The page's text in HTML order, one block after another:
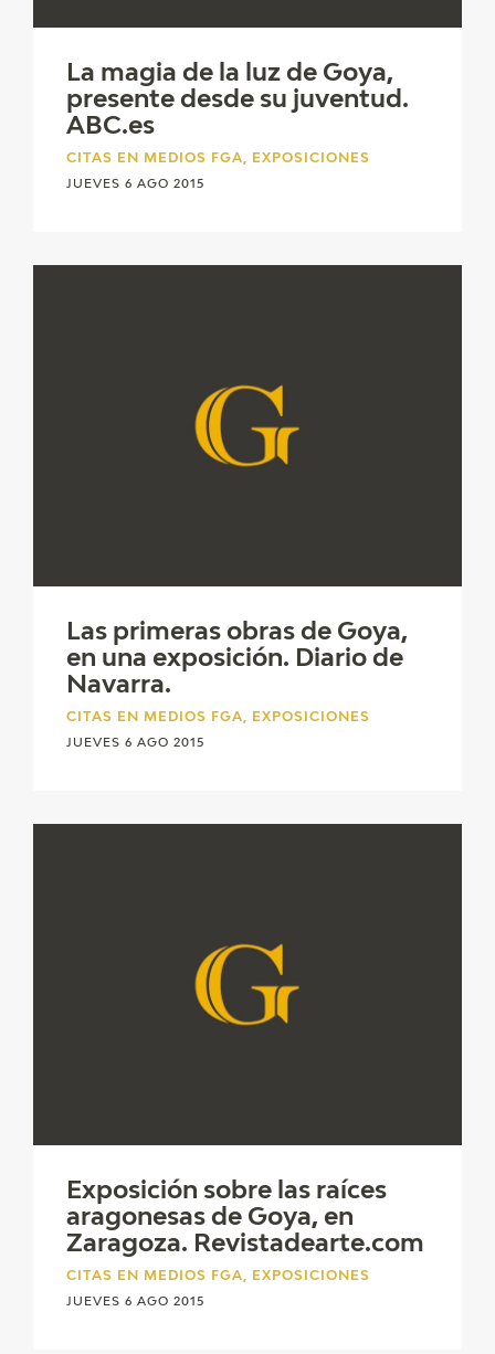
La magia de la luz de Goya,
presente desde su juventud.
ABC.es
CITAS EN MEDIOS FGA, EXPOSICIONES
JUEVES 6 AGO 2015
Las primeras obras de Goya,
en una exposición. Diario de
Navarra.
CITAS EN MEDIOS FGA, EXPOSICIONES
JUEVES 6 AGO 2015
Exposición sobre las raíces
aragonesas de Goya, en
Zaragoza. Revistadearte.com
CITAS EN MEDIOS FGA, EXPOSICIONES
JUEVES 6 AGO 2015